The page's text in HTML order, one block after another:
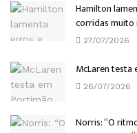
Hamilton
corridas muito
27/07/2026
McLaren testa
26/07/2026
Norris: “O